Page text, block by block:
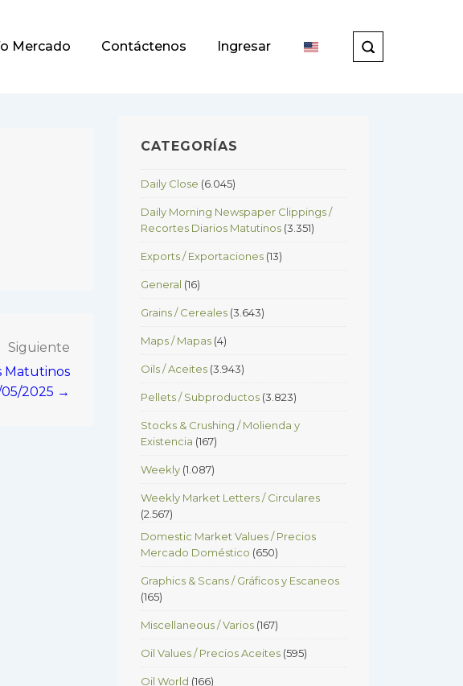
Mercado Contáctenos Ingresar
Siguiente
Matutinos
2025 →
CATEGORÍAS
Daily Close (6.045)
Daily Morning Newspaper Clippings /
Recortes Diarios Matutinos (3.351)
Exports / Exportaciones (13)
General (16)
Grains / Cereales (3.643)
Maps / Mapas (4)
Oils / Aceites (3.943)
Pellets / Subproductos (3.823)
Stocks & Crushing / Molienda y
Existencia (167)
Weekly (1.087)
Weekly Market Letters / Circulares
(2.567)
Domestic Market Values / Precios
Mercado Doméstico (650)
Graphics & Scans / Gráficos y Escaneos
(165)
Miscellaneous / Varios (167)
Oil Values / Precios Aceites (595)
Oil World (166)